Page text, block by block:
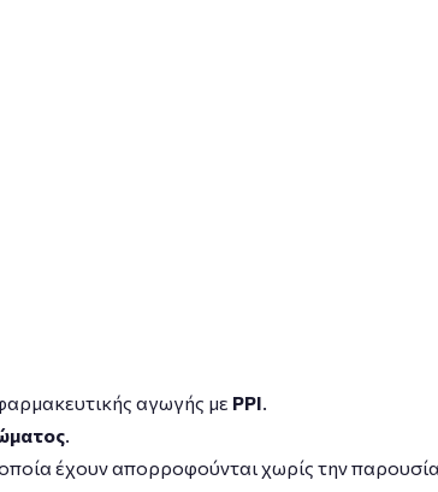
αγωγής με PPI.
.
έχουν απορροφούνται χωρίς την